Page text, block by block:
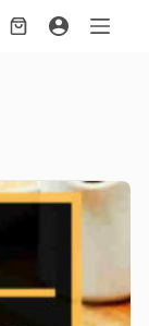
Shopping